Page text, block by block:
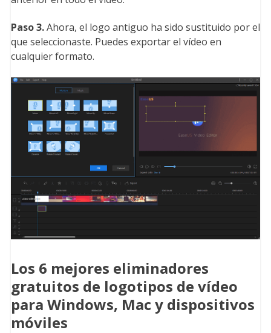
Paso 3.Ahora, el logo antiguo ha sido sustituido por el
que seleccionaste. Puedes exportar el vídeo en
cualquier formato.
Los 6 mejores eliminadores
gratuitos de logotipos de vídeo
para Windows, Mac y dispositivos
móviles